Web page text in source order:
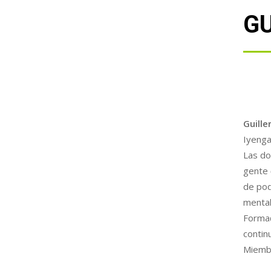
Las
gente
de